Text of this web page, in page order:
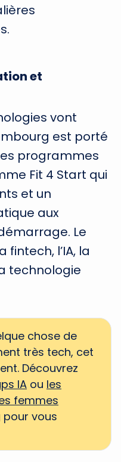
et
vont
est porté
programmes
Fit 4 Start qui
et un
aux
Le
l’IA, la
technologie
chose de
très tech, cet
Découvrez
IA ou les
femmes
pour vous